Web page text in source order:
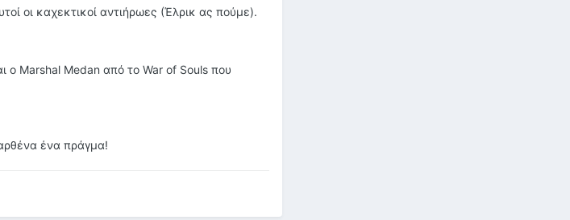
οι καχεκτικοί αντιήρωες (Έλρικ ας πούμε).
ο Marshal Medan από το War of Souls που
ένα πράγμα!